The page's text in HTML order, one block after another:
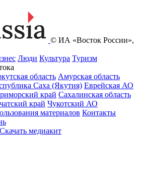
© ИА «Восток России»,
Люди Культура Туризм
область Амурская область
Саха (Якутия) Еврейская АО
край Сахалинская область
край Чукотский АО
материалов Контакты
Скачать медиакит